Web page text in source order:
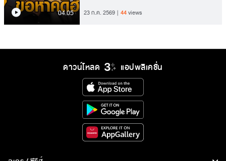
04.05 23 ก.ค. 2569 44views
ดาวน์โหลด แอปพลิเคชั่น